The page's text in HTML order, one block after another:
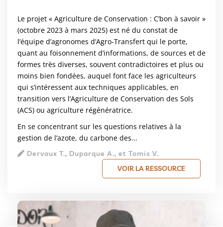
Le projet « Agriculture de Conservation : C’bon à savoir »
(octobre 2023 à mars 2025) est né du constat de
l’équipe d’agronomes d’Agro-Transfert qui le porte,
quant au foisonnement d’informations, de sources et de
formes très diverses, souvent contradictoires et plus ou
moins bien fondées, auquel font face les agriculteurs
qui s’intéressent aux techniques applicables, en
transition vers l’Agriculture de Conservation des Sols
(ACS) ou agriculture régénératrice.
En se concentrant sur les questions relatives à la
gestion de l’azote, du carbone des...
Dervaux T., Duparque A., et Tomis V.
VOIR LA RESSOURCE